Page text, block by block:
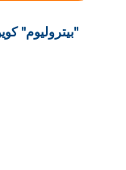
"بیترولیوم"